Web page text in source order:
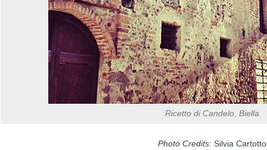
Ricetto di Candelo, Biella
Photo Credits: Silvia Cartotto